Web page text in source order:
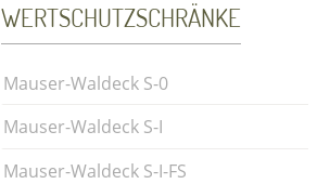
WERTSCHUTZSCHRÄNKE
Mauser-Waldeck S-0
Mauser-Waldeck S-I
Mauser-Waldeck S-I-FS